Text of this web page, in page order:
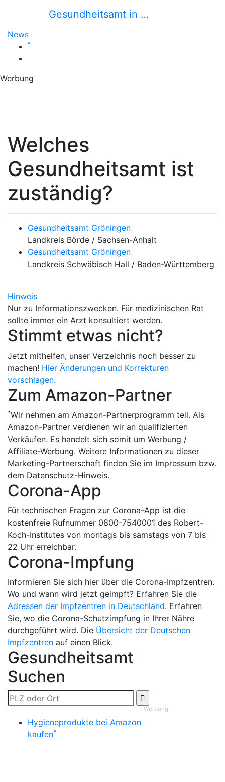
Gesundheitsamt in …
News
*
Werbung
Welches
Gesundheitsamt ist
zuständig?
Gesundheitsamt Gröningen
Landkreis Börde / Sachsen-Anhalt
Gesundheitsamt Gröningen
Landkreis Schwäbisch Hall / Baden-Württemberg
Hinweis
Nur zu Informationszwecken. Für medizinischen Rat
sollte immer ein Arzt konsultiert werden.
Stimmt etwas nicht?
Jetzt mithelfen, unser Verzeichnis noch besser zu
machen! Hier Änderungen und Korrekturen
vorschlagen.
Zum Amazon-Partner
*Wir nehmen am Amazon-Partnerprogramm teil. Als
Amazon-Partner verdienen wir an qualifizierten
Verkäufen. Es handelt sich somit um Werbung /
Affiliate-Werbung. Weitere Informationen zu dieser
Marketing-Partnerschaft finden Sie im Impressum bzw.
dem Datenschutz-Hinweis.
Corona-App
Für technischen Fragen zur Corona-App ist die
kostenfreie Rufnummer 0800-7540001 des Robert-
Koch-Institutes von montags bis samstags von 7 bis
22 Uhr erreichbar.
Corona-Impfung
Informieren Sie sich hier über die Corona-Impfzentren.
Wo und wann wird jetzt geimpft? Erfahren Sie die
Adressen der Impfzentren in Deutschland. Erfahren
Sie, wo die Corona-Schutzimpfung in Ihrer Nähre
durchgeführt wird. Die Übersicht der Deutschen
Impfzentren auf einen Blick.
Gesundheitsamt
Suchen
Werbung
Hygieneprodukte bei Amazon
kaufen*